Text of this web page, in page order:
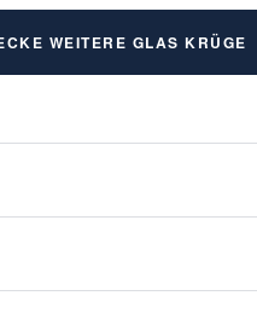
WEITERE GLAS KRÜGE